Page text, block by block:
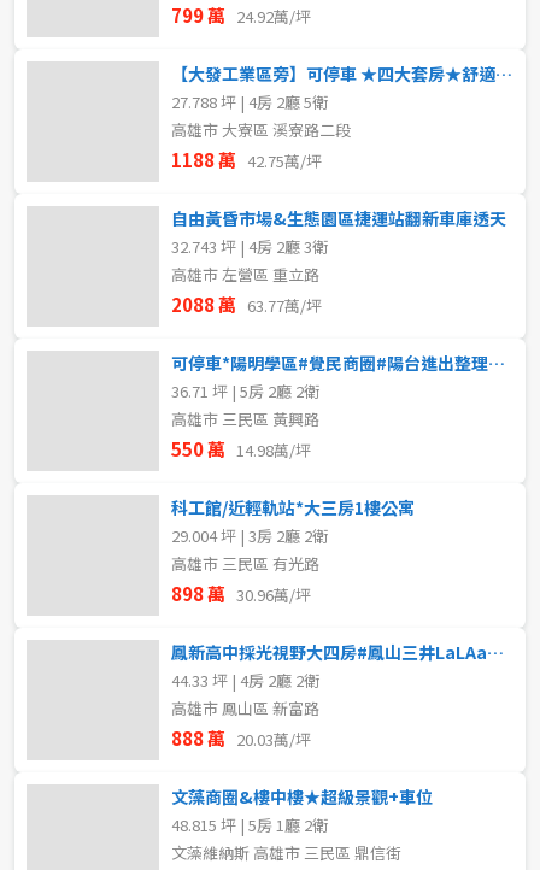
799 萬 24.92萬/坪
【大發工業區旁】可停車 ★四大套房★舒適成家宅
27.788 坪 | 4房 2廳 5衛
高雄市 大寮區 溪寮路二段
1188 萬 42.75萬/坪
自由黃昏市場&生態園區捷運站翻新車庫透天
32.743 坪 | 4房 2廳 3衛
高雄市 左營區 重立路
2088 萬 63.77萬/坪
可停車*陽明學區#覺民商圈#陽台進出整理5大房公寓
36.71 坪 | 5房 2廳 2衛
高雄市 三民區 黃興路
550 萬 14.98萬/坪
科工館/近輕軌站*大三房1樓公寓
29.004 坪 | 3房 2廳 2衛
高雄市 三民區 有光路
898 萬 30.96萬/坪
鳳新高中採光視野大四房#鳳山三井LaLAaport
44.33 坪 | 4房 2廳 2衛
高雄市 鳳山區 新富路
888 萬 20.03萬/坪
文藻商圈&樓中樓★超級景觀+車位
48.815 坪 | 5房 1廳 2衛
文藻維納斯 高雄市 三民區 鼎信街